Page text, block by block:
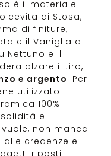
è il materiale
di Stosa,
di finiture,
e il Vaniglia a
Nettuno e il
alzare il tiro,
e argento. Per
utilizzato il
100%
e
non manca
credenze e
riposti